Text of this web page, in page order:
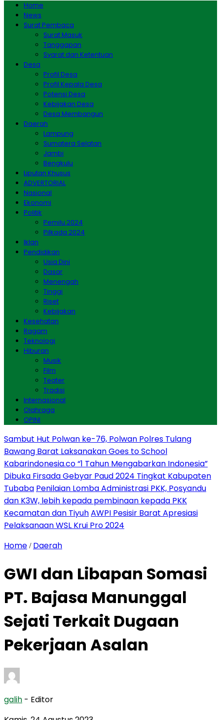
Home
News
Surat Pembaca
Surat Masuk
Tanggapan
Syarat dan Ketentuan
Desa
Profil Desa
Profil Kepala Desa
Potensi Desa
Kebijakan Desa
Desa Membangun
Daerah
Lampung
Sumatera Selatan
Jambi
Bengkulu
Liputan Khusus
ADVERTORIAL
Nasional
Ekonomi
Politik
Pemilu 2024
Pilkada 2024
Iklan
Pendidikan
Usia Dini
Dasar
Menengah
Tinggi
Riset
Kebijakan
Kesehatan
Ragam
Teknologi
Hiburan
Musik
Film
Teater
Tradisi
Internasional
Olahraga
OPINI
Sambut Hut Polwan ke-76, Polwan Polres Tulang
Bawang Barat Laksanakan Goes to School
Kabarindonesia.co “1 Tahun Mengabarkan Indonesia”
Dibuka Firsada Gebyar Paud 2024 Tingkat Kabupaten
Tubaba Penilaian Lomba Administrasi PKK, Posyandu
dan K3W, lebih kepada pembinaan kepada PKK
Kecamatan dan TiyuhAWPI Pesisir Barat Apresiasi
Pelaksanaan WSL Krui Pro 2024
Home / Daerah
GWI dan Libapan Somasi
PT. Bajasa Manunggal
Sejati Terkait Dugaan
Pekerjaan Asalan
galih - Editor